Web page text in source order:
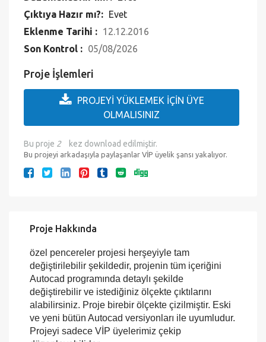
Çıktıya Hazır mı?:
05/08/2026
Proje İşlemleri
PROJEYİ YÜKLEMEK İÇİN ÜYE
Bu proje2 kez download edilmiştir.
Proje Hakkında
özel pencereler projesi herşeyiyle tam
değiştirilebilir şekildedir, projenin tüm içeriğini
Autocad programında detaylı şekilde
değiştirebilir ve istediğiniz ölçekte çıktılarını
alabilirsiniz. Proje birebir ölçekte çizilmiştir. Eski
ve yeni bütün Autocad versiyonları ile uyumludur.
Projeyi sadece VİP üyelerimiz çekip